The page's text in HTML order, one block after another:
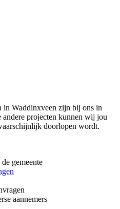
Waddinxveen zijn bij ons in
andere projecten kunnen wij jou
doorlopen wordt.
gemeente
aannemers